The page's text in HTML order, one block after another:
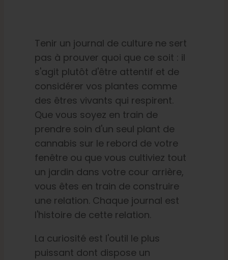
Tenir un journal de culture ne sert
pas à prouver quoi que ce soit : il
s'agit plutôt d'être attentif et de
considérer vos plantes comme
des êtres vivants qui respirent.
Que vous soyez en train de
prendre soin d'un seul plant de
cannabis sur le rebord de votre
fenêtre ou que vous cultiviez tout
un jardin dans votre cour arrière,
vous êtes en train de construire
une relation. Chaque journal est
l'histoire de cette relation.
La curiosité est l'outil le plus
puissant dont dispose un